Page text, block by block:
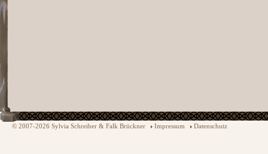
© 2007-2026 Sylvia Schreiber & Falk Brückner Impressum Datenschutz